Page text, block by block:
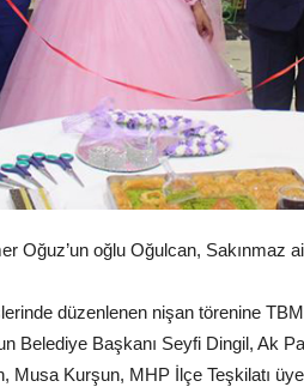
Oğuz’un oğlu Oğulcan, Sakınmaz
düzenlenen nişan törenine
Belediye Başkanı Seyfi Dingil, Ak
Musa Kurşun, MHP İlçe Teşkilatı